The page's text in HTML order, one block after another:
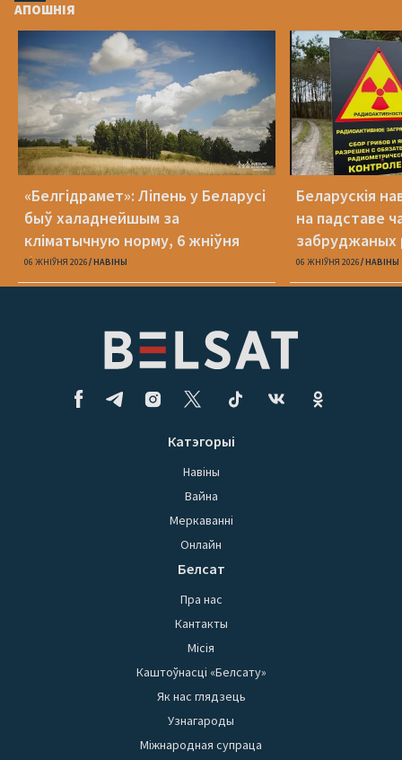
АПОШНІЯ
«Белгідрамет»: Ліпень у Беларусі
быў халаднейшым за
кліматычную норму, 6 жніўня
будзе +40 °С
06 ЖНІЎНЯ 2026 НАВІНЫ
Беларускія
на падставе
забруджаных
06 ЖНІЎНЯ 2026 НАВІНЫ
Катэгорыі
Навіны
Вайна
Меркаванні
Онлайн
Белсат
Пра нас
Кантакты
Місія
Каштоўнасці «Белсату»
Як нас глядзець
Узнагароды
Міжнародная супраца